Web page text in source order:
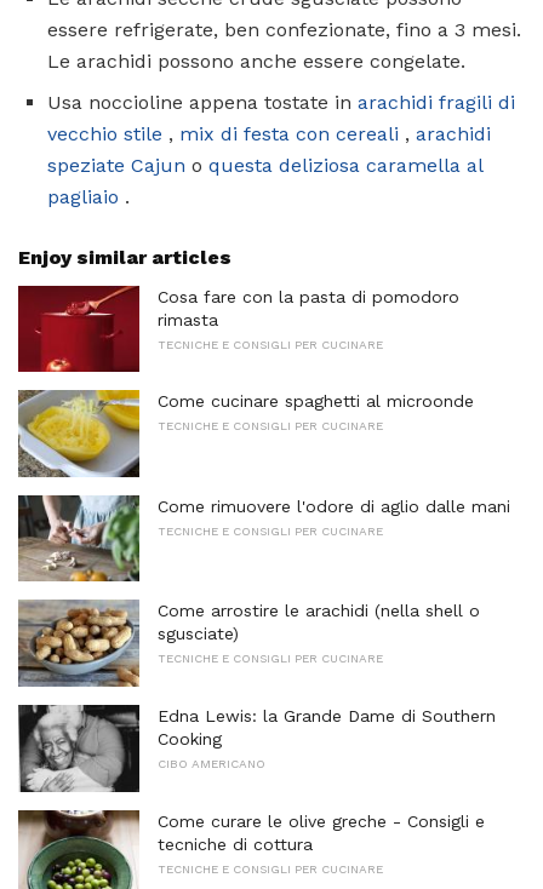
essere refrigerate, ben confezionate, fino a 3 mesi.
Le arachidi possono anche essere congelate.
Usa noccioline appena tostate in arachidi fragili di
vecchio stile , mix di festa con cereali , arachidi
speziate Cajun o questa deliziosa caramella al
pagliaio .
Enjoy similar articles
Cosa fare con la pasta di pomodoro
rimasta
TECNICHE E CONSIGLI PER CUCINARE
Come cucinare spaghetti al microonde
TECNICHE E CONSIGLI PER CUCINARE
Come rimuovere l'odore di aglio dalle mani
TECNICHE E CONSIGLI PER CUCINARE
Come arrostire le arachidi (nella shell o
sgusciate)
TECNICHE E CONSIGLI PER CUCINARE
Edna Lewis: la Grande Dame di Southern
Cooking
CIBO AMERICANO
Come curare le olive greche - Consigli e
tecniche di cottura
TECNICHE E CONSIGLI PER CUCINARE